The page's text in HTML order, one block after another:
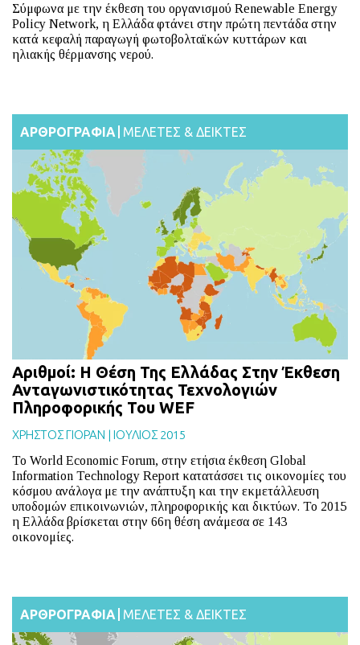
Σύμφωνα με την έκθεση του οργανισμού Renewable Energy
Policy Network, η Ελλάδα φτάνει στην πρώτη πεντάδα στην
κατά κεφαλή παραγωγή φωτοβολταϊκών κυττάρων και
ηλιακής θέρμανσης νερού.
ΑΡΘΡΟΓΡΑΦΙΑ ΜΕΛΕΤΕΣ & ΔΕΙΚΤΕΣ
Αριθμοί: Η Θέση Της Ελλάδας Στην Έκθεση
Ανταγωνιστικότητας Τεχνολογιών
Πληροφορικής Του WEF
ΧΡΗΣΤΟΣ ΓΙΟΡΑΝ | ΙΟΥΛΙΟΣ 2015
Το World Economic Forum, στην ετήσια έκθεση Global
Information Technology Report κατατάσσει τις οικονομίες του
κόσμου ανάλογα με την ανάπτυξη και την εκμετάλλευση
υποδομών επικοινωνιών, πληροφορικής και δικτύων. Το 2015
η Ελλάδα βρίσκεται στην 66η θέση ανάμεσα σε 143
οικονομίες.
ΑΡΘΡΟΓΡΑΦΙΑ ΜΕΛΕΤΕΣ & ΔΕΙΚΤΕΣ